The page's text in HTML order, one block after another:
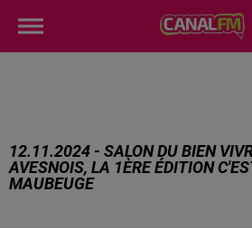
12.11.2024 - SALON DU BIEN
AVESNOIS, LA 1ÈRE ÉDITION
MAUBEUGE